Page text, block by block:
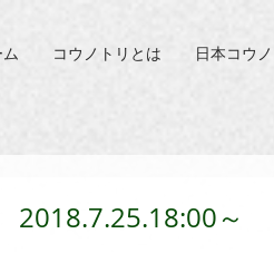
コウノトリとは 日本コウ
～